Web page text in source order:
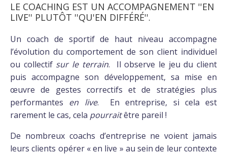
LE COACHING EST UN ACCOMPAGNEMENT ''EN
LIVE'' PLUTÔT ''QU'EN DIFFÉRÉ''.
Un coach de sportif de haut niveau accompagne
l’évolution du comportement de son client individuel
ou collectif sur le terrain. Il observe le jeu du client
puis accompagne son développement, sa mise en
œuvre de gestes correctifs et de stratégies plus
performantes en live. En entreprise, si cela est
rarement le cas, cela pourraitêtre pareil !
De nombreux coachs d’entreprise ne voient jamais
leurs clients opérer « en live » au sein de leur contexte